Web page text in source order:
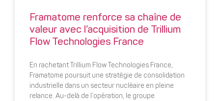
Framatome renforce sa chaîne de
valeur avec l’acquisition de Trillium
Flow Technologies France
En rachetant Trillium Flow Technologies France,
Framatome poursuit une stratégie de consolidation
industrielle dans un secteur nucléaire en pleine
relance. Au-delà de l’opération, le groupe